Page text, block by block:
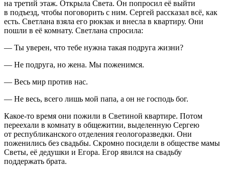
на третий этаж. Открыла Света. Он попросил её выйти
в подъезд, чтобы поговорить с ним. Сергей рассказал всё, как
есть. Светлана взяла его рюкзак и внесла в квартиру. Они
пошли в её комнату. Светлана спросила:
— Ты уверен, что тебе нужна такая подруга жизни?
— Не подруга, но жена. Мы поженимся.
— Весь мир против нас.
— Не весь, всего лишь мой папа, а он не господь бог.
Какое-то время они пожили в Светиной квартире. Потом
переехали в комнату в общежитии, выделенную Сергею
от республиканского отделения геологоразведки. Они
поженились без свадьбы. Скромно посидели в обществе мамы
Светы, её дедушки и Егора. Егор явился на свадьбу
поддержать брата.